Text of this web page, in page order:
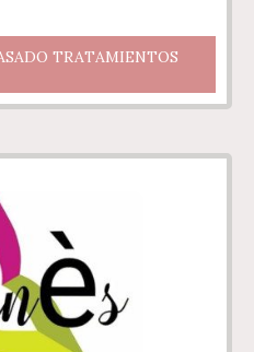
TRATAMIENTOS